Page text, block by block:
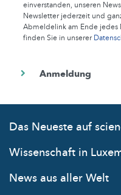
einverstanden, unseren
Newsletter jederzeit und
Abmeldelink am Ende jedes
finden Sie in unserer
Das Neueste auf
Wissenschaft in
News aus aller Welt